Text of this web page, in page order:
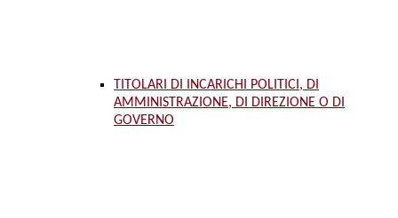
TITOLARI DI INCARICHI POLITICI, DI
AMMINISTRAZIONE, DI DIREZIONE O DI
GOVERNO